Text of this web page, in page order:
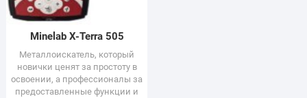
Minelab X-Terra 505
Металлоискатель, который
новички ценят за простоту в
освоении, а профессионалы за
предоставленные функции и